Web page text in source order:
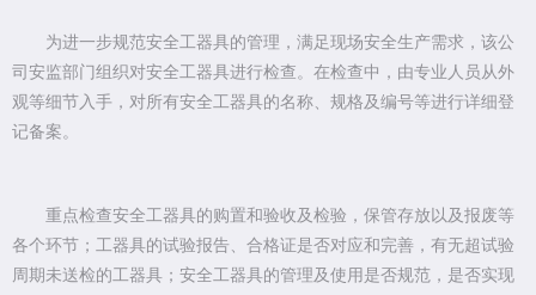
为进一步规范安全工器具的管理，满足现场安全生产需求，该公
司安监部门组织对安全工器具进行检查。在检查中，由专业人员从外
观等细节入手，对所有安全工器具的名称、规格及编号等进行详细登
记备案。
重点检查安全工器具的购置和验收及检验，保管存放以及报废等
各个环节；工器具的试验报告、合格证是否对应和完善，有无超试验
周期未送检的工器具；安全工器具的管理及使用是否规范，是否实现